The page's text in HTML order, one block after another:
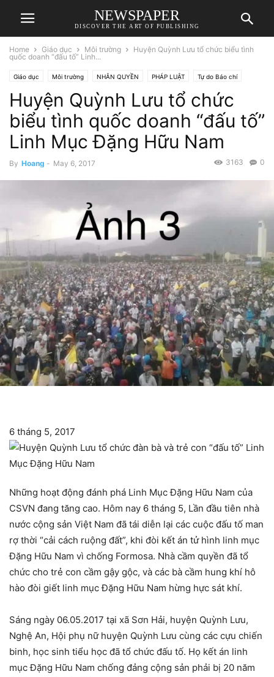
NEWSPAPER
DISCOVER THE ART OF PUBLISHING
Home Giáo dục Môi trường
Huyện Quỳnh Lưu tổ chức biểu tình
quốc doanh “đấu tố” Linh...
Giáo dục Môi trường NHÂN QUYỀN PHÁP LUẬT Tự do Báo chí
Huyện Quỳnh Lưu tổ chức
biểu tình quốc doanh “đấu tố”
Linh Mục Đặng Hữu Nam
By Hoang - May 6, 2017 0
3163
6 tháng 5, 2017
Những hoạt động đánh phá Linh Mục Đặng Hữu Nam của
CSVN đang tăng cao. Hôm nay 6 tháng 5, Lần đầu tiên nhà
nước cộng sản Việt Nam đã tái diễn lại các cuộc đấu tố man
rợ thời “cải cách ruộng đất”, khi đòi kết án tử hình linh mục
Đặng Hữu Nam vì chống Formosa. Nhà cầm quyền đã tổ
chức cho trẻ con cầm gậy gộc, và các bà cầm hung khí hô
hào đòi giết linh mục Đặng Hữu Nam hừng hực sát khí.
Sáng ngày 06.05.2017 tại xã Sơn Hải, huyện Quỳnh Lưu,
Nghệ An, Hội phụ nữ huyện Quỳnh Lưu cùng các cựu chiến
binh, học sinh tiểu học đã tổ chức đấu tố. Họ kết án linh
mục Đặng Hữu Nam chống đảng cộng sản phải bị 20 năm